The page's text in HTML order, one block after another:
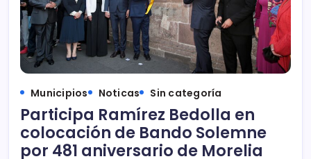
Municipios Noticas Sin categoría
Participa Ramírez Bedolla en
colocación de Bando Solemne
por 481 aniversario de Morelia